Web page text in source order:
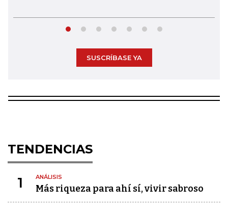
SUSCRÍBASE YA
TENDENCIAS
1 ANÁLISIS
Más riqueza para ahí sí, vivir sabroso